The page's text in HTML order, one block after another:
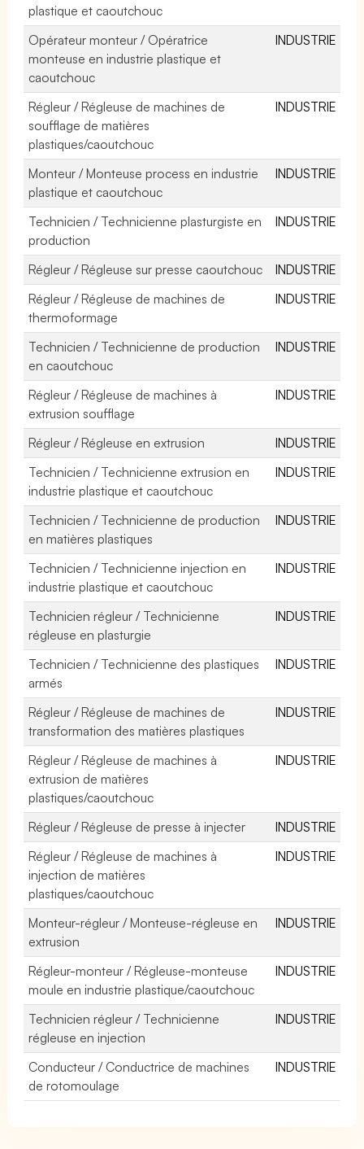
plastique et caoutchouc
Opérateur monteur / Opératrice
monteuse en industrie plastique et
caoutchouc
INDUSTRIE
Régleur / Régleuse de machines de
soufflage de matières
plastiques/caoutchouc
INDUSTRIE
Monteur / Monteuse process en industrie
plastique et caoutchouc
INDUSTRIE
Technicien / Technicienne plasturgiste en
production
INDUSTRIE
Régleur / Régleuse sur presse caoutchouc
INDUSTRIE
Régleur / Régleuse de machines de
thermoformage
INDUSTRIE
Technicien / Technicienne de production
en caoutchouc
INDUSTRIE
Régleur / Régleuse de machines à
extrusion soufflage
INDUSTRIE
Régleur / Régleuse en extrusion
INDUSTRIE
Technicien / Technicienne extrusion en
industrie plastique et caoutchouc
INDUSTRIE
Technicien / Technicienne de production
en matières plastiques
INDUSTRIE
Technicien / Technicienne injection en
industrie plastique et caoutchouc
INDUSTRIE
Technicien régleur / Technicienne
régleuse en plasturgie
INDUSTRIE
Technicien / Technicienne des plastiques
armés
INDUSTRIE
Régleur / Régleuse de machines de
transformation des matières plastiques
INDUSTRIE
Régleur / Régleuse de machines à
extrusion de matières
plastiques/caoutchouc
INDUSTRIE
Régleur / Régleuse de presse à injecter
INDUSTRIE
Régleur / Régleuse de machines à
injection de matières
plastiques/caoutchouc
INDUSTRIE
Monteur-régleur / Monteuse-régleuse en
extrusion
INDUSTRIE
Régleur-monteur / Régleuse-monteuse
moule en industrie plastique/caoutchouc
INDUSTRIE
Technicien régleur / Technicienne
régleuse en injection
INDUSTRIE
Conducteur / Conductrice de machines
de rotomoulage
INDUSTRIE